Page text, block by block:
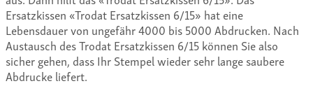
Ersatzkissen «Trodat Ersatzkissen 6/15» hat eine
Lebensdauer von ungefähr 4000 bis 5000 Abdrucken. Nach
Austausch des Trodat Ersatzkissen 6/15 können Sie also
sicher gehen, dass Ihr Stempel wieder sehr lange saubere
Abdrucke liefert.